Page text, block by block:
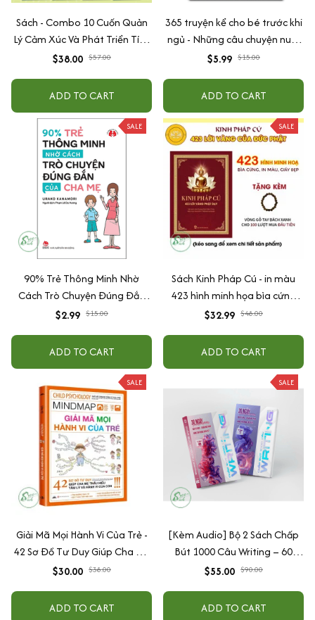
Sách - Combo 10 Cuốn Quản
Lý Cảm Xúc Và Phát Triển Tính
Cách Cho Bé Từ 2 - 6 Tuổi
$38.00 $57.00
ADD TO CART
365 truyện kể cho bé trước khi
ngủ - Những câu chuyện nuôi
dưỡng cảm xúc EQ (2-12 tuổi)
$5.99 $15.00
ADD TO CART
SALE
90% Trẻ Thông Minh Nhờ
Cách Trò Chuyện Đúng Đắn
Của Cha Mẹ
$2.99 $15.00
ADD TO CART
SALE
Sách Kinh Pháp Cú - in màu
423 hình minh họa bìa cứng
cao cấp + tặng kèm vòng tay
$32.99 $48.00
ADD TO CART
SALE
Giải Mã Mọi Hành Vi Của Trẻ -
42 Sơ Đồ Tư Duy Giúp Cha Mẹ
Thấu Hiểu Tâm Lý Và Hành Vi
$30.00 $38.00
ADD TO CART
SALE
[Kèm Audio] Bộ 2 Sách Chấp
Bút 1000 Câu Writing – 60
Ngày Gieo Trồng Tư Duy
$55.00 $90.00
ADD TO CART